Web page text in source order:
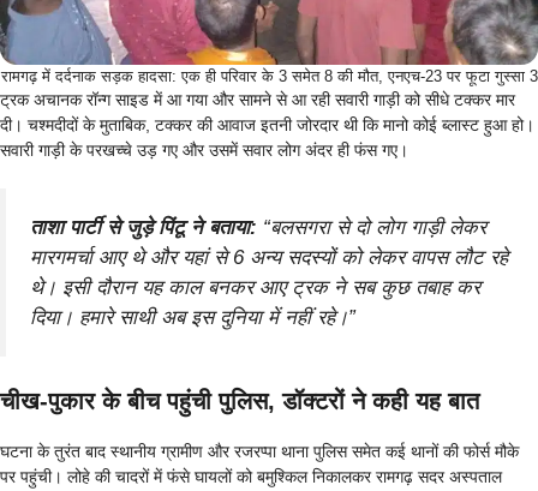
रामगढ़ में दर्दनाक सड़क हादसा: एक ही परिवार के 3 समेत 8 की मौत, एनएच-23 पर फूटा गुस्सा 3
ट्रक अचानक रॉन्ग साइड में आ गया और सामने से आ रही सवारी गाड़ी को सीधे टक्कर मार
दी। चश्मदीदों के मुताबिक, टक्कर की आवाज इतनी जोरदार थी कि मानो कोई ब्लास्ट हुआ हो।
सवारी गाड़ी के परखच्चे उड़ गए और उसमें सवार लोग अंदर ही फंस गए।
ताशा पार्टी से जुड़े पिंटू ने बताया: “बलसगरा से दो लोग गाड़ी लेकर
मारगमर्चा आए थे और यहां से 6 अन्य सदस्यों को लेकर वापस लौट रहे
थे। इसी दौरान यह काल बनकर आए ट्रक ने सब कुछ तबाह कर
दिया। हमारे साथी अब इस दुनिया में नहीं रहे।”
चीख-पुकार के बीच पहुंची पुलिस, डॉक्टरों ने कही यह बात
घटना के तुरंत बाद स्थानीय ग्रामीण और रजरप्पा थाना पुलिस समेत कई थानों की फोर्स मौके
पर पहुंची। लोहे की चादरों में फंसे घायलों को बमुश्किल निकालकर रामगढ़ सदर अस्पताल